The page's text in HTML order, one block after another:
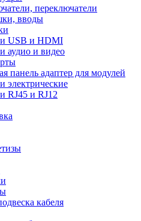
переключатели
вводы
USB и HDMI
аудио и видео
панель адаптер для модулей
электрические
RJ45 и RJ12
кабеля